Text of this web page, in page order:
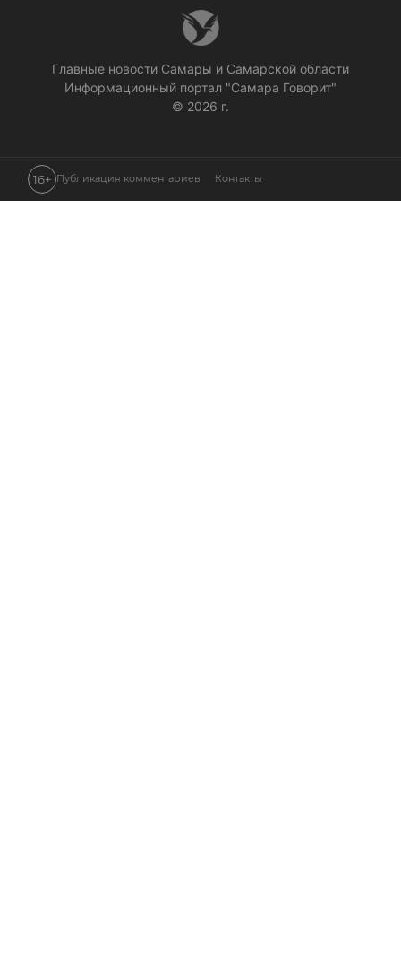
Главные новости Самары и Самарской области
Информационный портал "Самара Говорит"
© 2026 г.
16+ Публикация комментариев Контакты